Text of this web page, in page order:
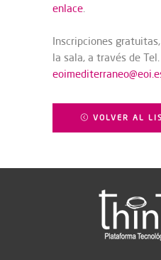
enlace.
Inscripciones
la sala, a través de
VOLVER AL